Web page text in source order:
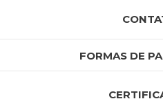
FORMAS DE